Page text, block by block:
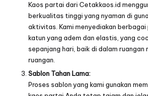
Kaos partai dari Cetakkaos.id
berkualitas tinggi yang nyaman di
aktivitas. Kami menyediakan
katun yang adem dan elastis, yang
sepanjang hari, baik di dalam ruangan
ruangan.
Sablon Tahan Lama:
Proses sablon yang kami gunakan